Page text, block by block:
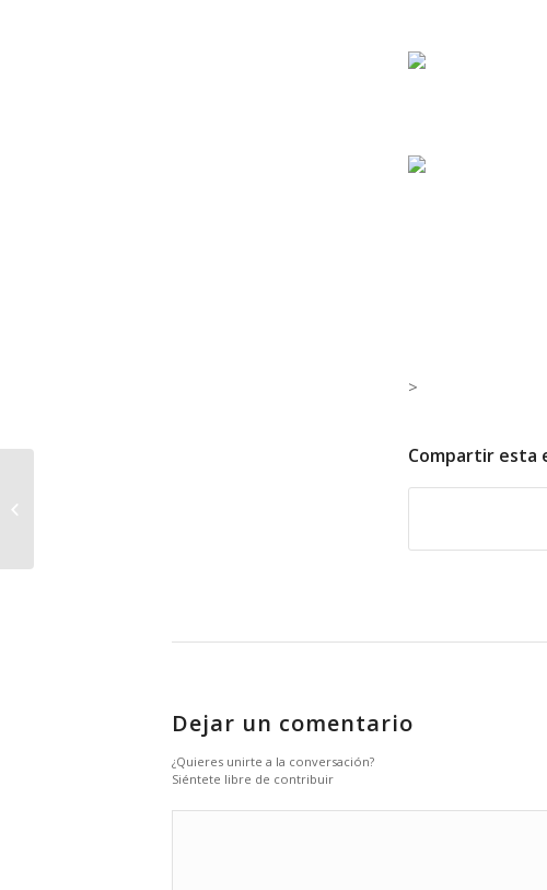
>
Compartir esta
Dejar un comentario
¿Quieres unirte a la conversación?
Siéntete libre de contribuir